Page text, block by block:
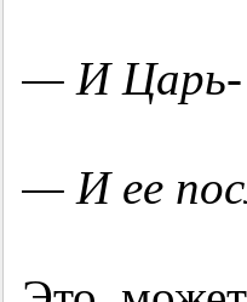
— И Царь-
— И ее